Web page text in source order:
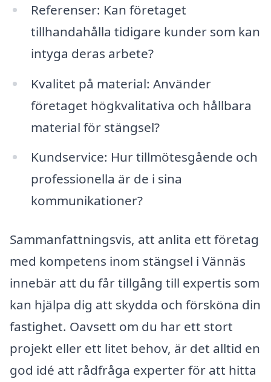
Referenser: Kan företaget
tillhandahålla tidigare kunder som kan
intyga deras arbete?
Kvalitet på material: Använder
företaget högkvalitativa och hållbara
material för stängsel?
Kundservice: Hur tillmötesgående och
professionella är de i sina
kommunikationer?
Sammanfattningsvis, att anlita ett företag
med kompetens inom stängsel i Vännäs
innebär att du får tillgång till expertis som
kan hjälpa dig att skydda och försköna din
fastighet. Oavsett om du har ett stort
projekt eller ett litet behov, är det alltid en
god idé att rådfråga experter för att hitta